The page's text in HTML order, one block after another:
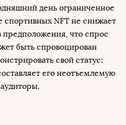
день ограниченное
NFT не снижает
предположения, что спрос
быть спровоцирован
свой статус:
его неотъемлемую